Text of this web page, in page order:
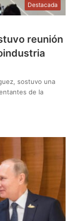
Destacada
reunión
sostuvo una
de la